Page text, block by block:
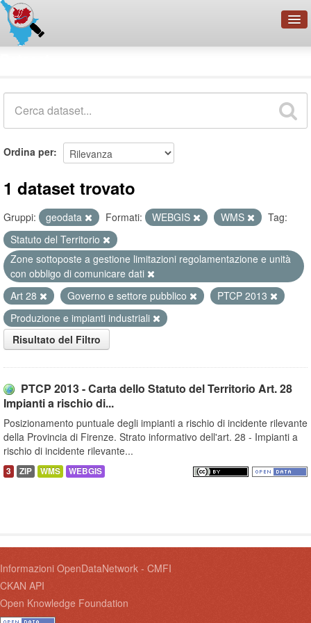
Organizzazioni
Ordina per
1 dataset trovato
Gruppi: geodata Formati: WEBGIS WMS
Tag:
Statuto del Territorio
Zone sottoposte a gestione limitazioni regolamentazione e unità
con obbligo di comunicare dati
Art 28
Governo e settore pubblico
PTCP 2013
Produzione e impianti industriali
Risultato del Filtro
PTCP 2013 - Carta dello Statuto del Territorio Art. 28
Impianti a rischio di...
Posizionamento puntuale degli impianti a rischio di incidente rilevante
della Provincia di Firenze. Strato informativo dell'art. 28 - Impianti a
rischio di incidente rilevante...
3 ZIP WMS WEBGIS
Informazioni OpenDataNetwork - CMFI
CKAN API
Open Knowledge Foundation